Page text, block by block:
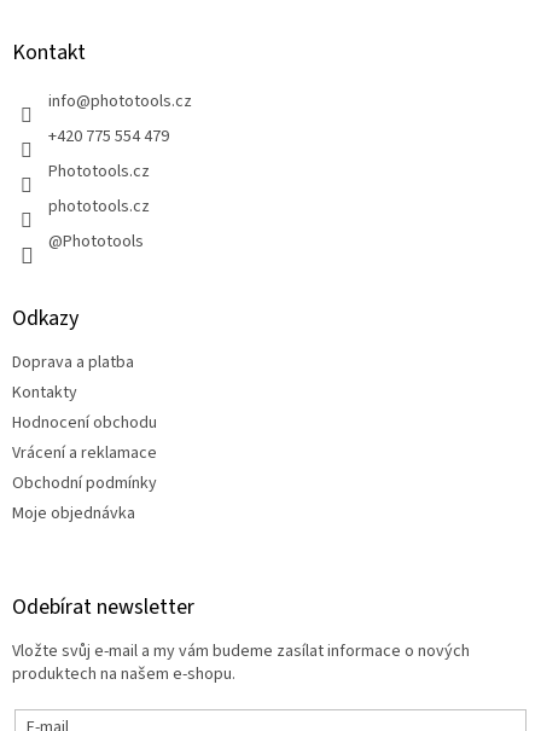
Kontakt
info@phototools.cz
+420 775 554 479
Phototools.cz
phototools.cz
@Phototools
Odkazy
Doprava a platba
Kontakty
Hodnocení obchodu
Vrácení a reklamace
Obchodní podmínky
Moje objednávka
Odebírat newsletter
Vložte svůj e-mail a my vám budeme zasílat informace o nových
produktech na našem e-shopu.